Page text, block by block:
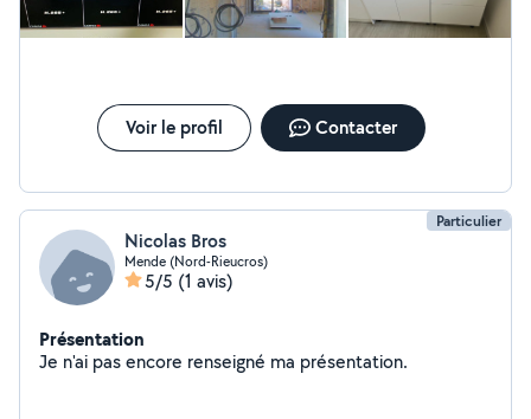
Voir le profil Contacter
Particulier
Nicolas Bros
Mende (Nord-Rieucros)
5/5 (1 avis)
Présentation
Je n'ai pas encore renseigné ma présentation.